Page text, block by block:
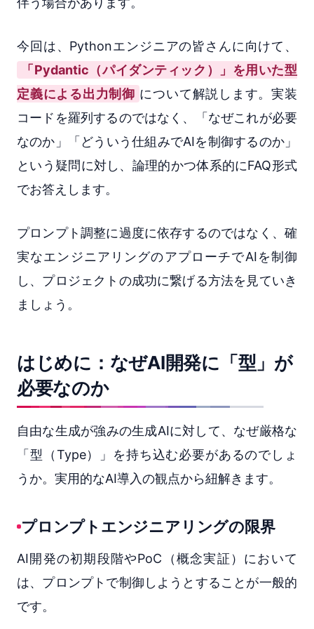
今回は、Pythonエンジニアの皆さんに向けて、
「Pydantic（パイダンティック）」を用いた型
定義による出力制御 について解説します。実装
コードを羅列するのではなく、「なぜこれが必要
なのか」「どういう仕組みでAIを制御するのか」
という疑問に対し、論理的かつ体系的にFAQ形式
でお答えします。
プロンプト調整に過度に依存するのではなく、確
実なエンジニアリングのアプローチでAIを制御
し、プロジェクトの成功に繋げる方法を見ていき
ましょう。
はじめに：なぜAI開発に「型」が
必要なのか
自由な生成が強みの生成AIに対して、なぜ厳格な
「型（Type）」を持ち込む必要があるのでしょ
うか。実用的なAI導入の観点から紐解きます。
プロンプトエンジニアリングの限界
AI開発の初期段階やPoC（概念実証）において
は、プロンプトで制御しようとすることが一般的
です。